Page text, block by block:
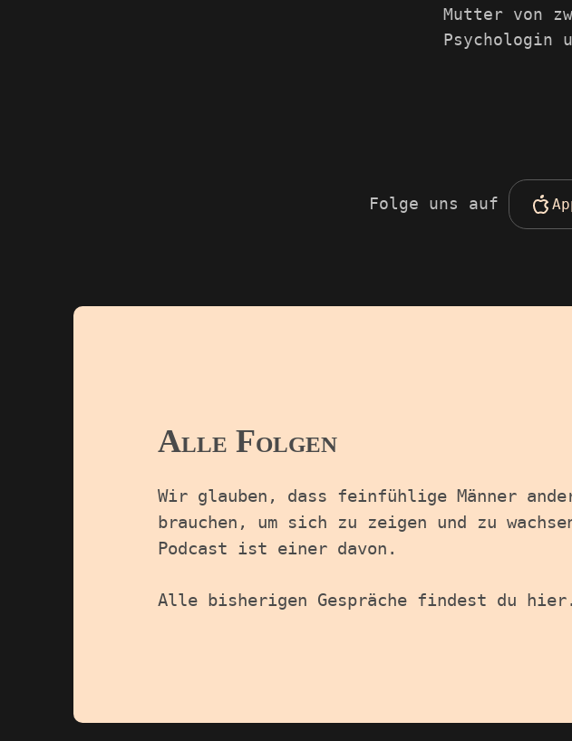
Mutter von
Psychologin
Folge uns auf
Alle Folgen
Wir glauben, dass feinfühlige Männer
brauchen, um sich zu zeigen und zu
Podcast ist einer davon.
Alle bisherigen Gespräche findest du hier.